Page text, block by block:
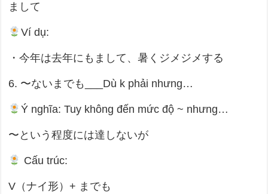
まして
Ví dụ:
・今年は去年にもまして、暑くジメジメする
6. 〜ないまでも___Dù k phải nhưng…
Ý nghĩa: Tuy không đến mức độ ~ nhưng…
〜という程度には達しないが
Cấu trúc:
V（ナイ形）+ までも